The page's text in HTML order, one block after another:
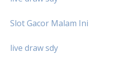
Slot Gacor Malam Ini
live draw sdy